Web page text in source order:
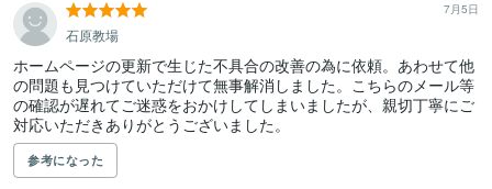
7月5日
石原教場
ホームページの更新で生じた不具合の改善の為に依頼。あわせて他
の問題も見つけていただけて無事解消しました。こちらのメール等
の確認が遅れてご迷惑をおかけしてしまいましたが、親切丁寧にご
対応いただきありがとうございました。
参考になった